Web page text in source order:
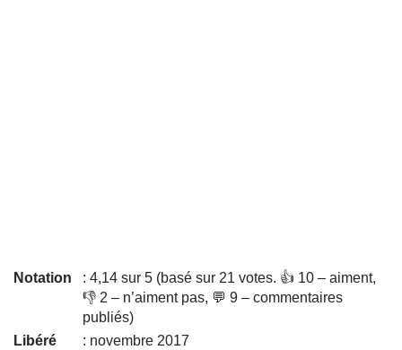
Notation
: 4,14 sur 5 (basé sur 21 votes. 👍 10 – aiment,
👎 2 – n’aiment pas, 💬 9 – commentaires
publiés)
Libéré
: novembre 2017